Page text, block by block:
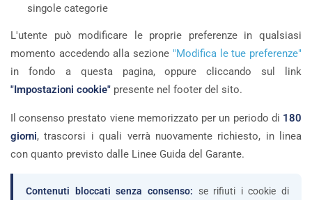
singole categorie
L'utente può modificare le proprie preferenze in qualsiasi
momento accedendo alla sezione "Modifica le tue preferenze"
in fondo a questa pagina, oppure cliccando sul link
"Impostazioni cookie" presente nel footer del sito.
Il consenso prestato viene memorizzato per un periodo di 180
giorni, trascorsi i quali verrà nuovamente richiesto, in linea
con quanto previsto dalle Linee Guida del Garante.
Contenuti bloccati senza consenso: se rifiuti i cookie di